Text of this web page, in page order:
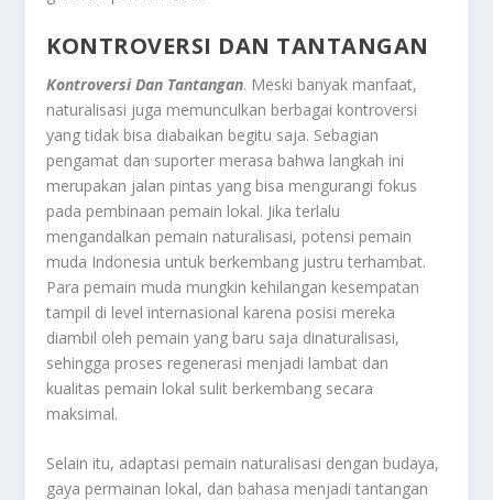
KONTROVERSI DAN TANTANGAN
Kontroversi Dan Tantangan. Meski banyak manfaat,
naturalisasi juga memunculkan berbagai kontroversi
yang tidak bisa diabaikan begitu saja. Sebagian
pengamat dan suporter merasa bahwa langkah ini
merupakan jalan pintas yang bisa mengurangi fokus
pada pembinaan pemain lokal. Jika terlalu
mengandalkan pemain naturalisasi, potensi pemain
muda Indonesia untuk berkembang justru terhambat.
Para pemain muda mungkin kehilangan kesempatan
tampil di level internasional karena posisi mereka
diambil oleh pemain yang baru saja dinaturalisasi,
sehingga proses regenerasi menjadi lambat dan
kualitas pemain lokal sulit berkembang secara
maksimal.
Selain itu, adaptasi pemain naturalisasi dengan budaya,
gaya permainan lokal, dan bahasa menjadi tantangan